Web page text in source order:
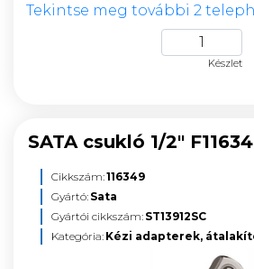
Tekintse meg további 2
Készlet
SATA csukló 1/2"
Cikkszám:116349
Gyártó: Sata
Gyártói cikkszám: ST13912SC
Kategória: Kézi adapterek,